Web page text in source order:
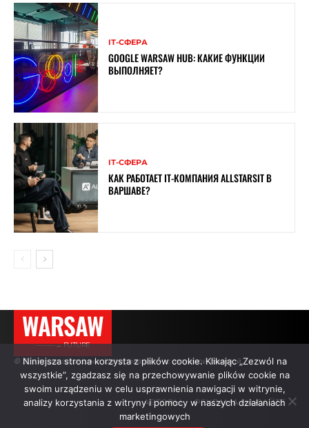
ІТ-СФЕРА
GOOGLE WARSAW HUB: КАКИЕ ФУНКЦИИ
ВЫПОЛНЯЕТ?
ІТ-СФЕРА
КАК РАБОТАЕТ IT-КОМПАНИЯ ALLSTARSIT В
ВАРШАВЕ?
WARSAW
———→ FUTURE
© Все права защищены. Цитирование — с активной ссылкой.
АВТОРЫ РЕКЛАМА НА САЙТЕ
Niniejsza strona korzysta z plików cookie. Klikając „Zezwól na
wszystkie”, zgadzasz się na przechowywanie plików cookie na
swoim urządzeniu w celu usprawnienia nawigacji w witrynie,
analizy korzystania z witryny i pomocy w naszych działaniach
marketingowych